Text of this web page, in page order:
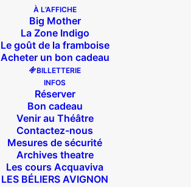
À L’AFFICHE
Big Mother
La Zone Indigo
Le goût de la framboise
Acheter un bon cadeau
BILLETTERIE
INFOS
Réserver
Bon cadeau
Venir au Théâtre
Contactez-nous
Mesures de sécurité
Archives theatre
Les cours Acquaviva
LES BÉLIERS AVIGNON
REMI 5
Confidences d'un illusionniste